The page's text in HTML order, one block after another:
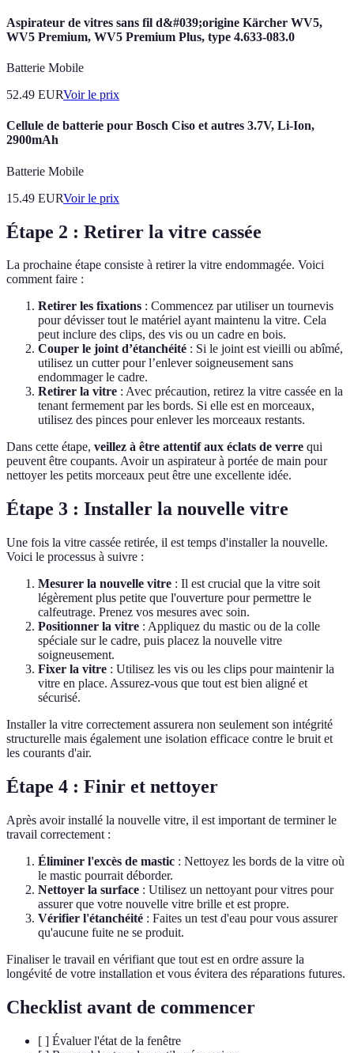
Aspirateur de vitres sans fil d&#039;origine Kärcher WV5,
WV5 Premium, WV5 Premium Plus, type 4.633-083.0
Batterie Mobile
52.49 EURVoir le prix
Cellule de batterie pour Bosch Ciso et autres 3.7V, Li-Ion,
2900mAh
Batterie Mobile
15.49 EURVoir le prix
Étape 2 : Retirer la vitre cassée
La prochaine étape consiste à retirer la vitre endommagée. Voici
comment faire :
Retirer les fixations : Commencez par utiliser un tournevis
pour dévisser tout le matériel ayant maintenu la vitre. Cela
peut inclure des clips, des vis ou un cadre en bois.
Couper le joint d’étanchéité : Si le joint est vieilli ou abîmé,
utilisez un cutter pour l’enlever soigneusement sans
endommager le cadre.
Retirer la vitre : Avec précaution, retirez la vitre cassée en la
tenant fermement par les bords. Si elle est en morceaux,
utilisez des pinces pour enlever les morceaux restants.
Dans cette étape, veillez à être attentif aux éclats de verre qui
peuvent être coupants. Avoir un aspirateur à portée de main pour
nettoyer les petits morceaux peut être une excellente idée.
Étape 3 : Installer la nouvelle vitre
Une fois la vitre cassée retirée, il est temps d'installer la nouvelle.
Voici le processus à suivre :
Mesurer la nouvelle vitre : Il est crucial que la vitre soit
légèrement plus petite que l'ouverture pour permettre le
calfeutrage. Prenez vos mesures avec soin.
Positionner la vitre : Appliquez du mastic ou de la colle
spéciale sur le cadre, puis placez la nouvelle vitre
soigneusement.
Fixer la vitre : Utilisez les vis ou les clips pour maintenir la
vitre en place. Assurez-vous que tout est bien aligné et
sécurisé.
Installer la vitre correctement assurera non seulement son intégrité
structurelle mais également une isolation efficace contre le bruit et
les courants d'air.
Étape 4 : Finir et nettoyer
Après avoir installé la nouvelle vitre, il est important de terminer le
travail correctement :
Éliminer l'excès de mastic : Nettoyez les bords de la vitre où
le mastic pourrait déborder.
Nettoyer la surface : Utilisez un nettoyant pour vitres pour
assurer que votre nouvelle vitre brille et est propre.
Vérifier l'étanchéité : Faites un test d'eau pour vous assurer
qu'aucune fuite ne se produit.
Finaliser le travail en vérifiant que tout est en ordre assure la
longévité de votre installation et vous évitera des réparations futures.
Checklist avant de commencer
[ ] Évaluer l'état de la fenêtre